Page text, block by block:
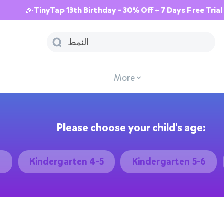
🎉TinyTap 13th Birthday - 30% Off + 7 Days Free Trial
More
Please choose your child's age:
Kindergarten 4-5 Kindergarten 5-6